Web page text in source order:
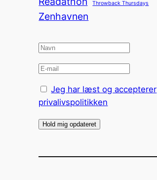
Throwback Thursdays
Zenhavnen
Jeg har læst og accepterer
privalivspolitikken